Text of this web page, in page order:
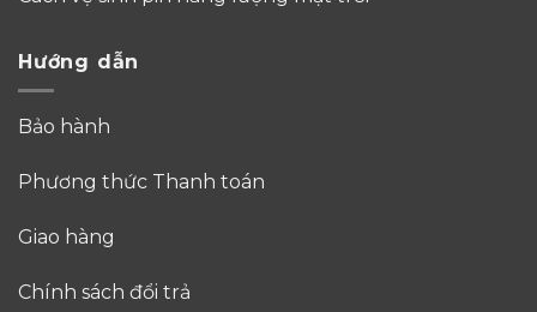
Hướng dẫn
Bảo hành
Phương thức Thanh toán
Giao hàng
Chính sách đổi trả